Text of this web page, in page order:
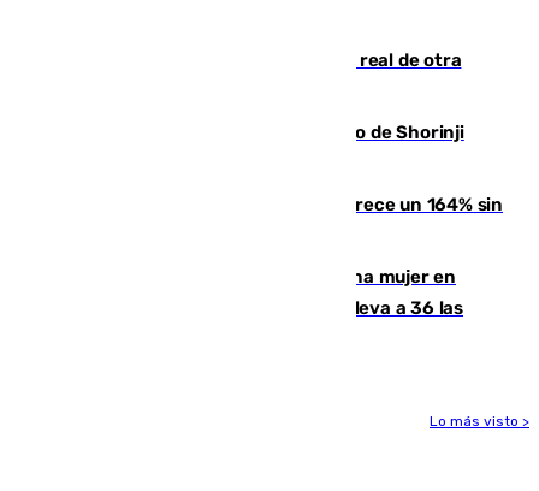
Ceuta se prepara ante la posibilidad real de otra
Cártama, protagonista en el Europeo de Shorinji
La llegada de inmigrantes a Ceuta crece un 164% sin
Igualdad confirma el asesinato de una mujer en
Benahavís como violencia machista y eleva a 36 las
Lo más visto >